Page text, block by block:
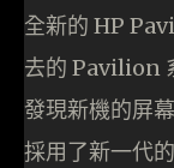
全新的 HP
去的 Pavilion
發現新機的屏
採用了新一代